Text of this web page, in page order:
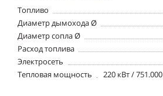
Топливо
Диаметр дымохода Ø
Диаметр сопла Ø
Расход топлива
Электросеть
Тепловая мощность
220 кВт /